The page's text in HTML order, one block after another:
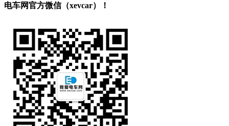
电车网官方微信（xevcar）！